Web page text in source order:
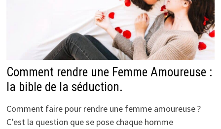
Comment rendre une Femme Amoureuse :
la bible de la séduction.
Comment faire pour rendre une femme amoureuse ?
C’est la question que se pose chaque homme